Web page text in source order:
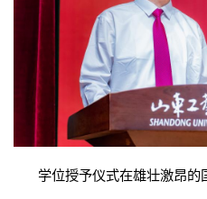
学位授予仪式在雄壮激昂的